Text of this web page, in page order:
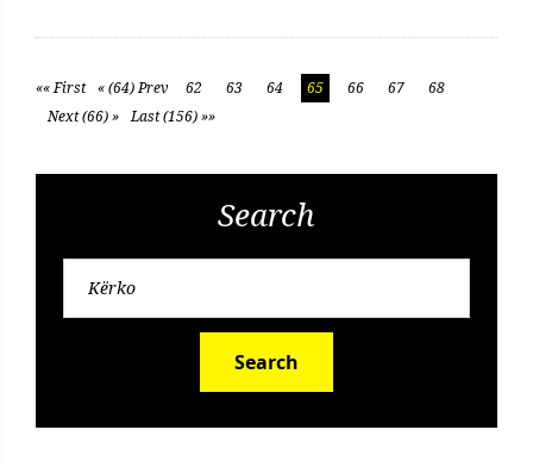
«« First « (64) Prev 62 63 64 65 66 67
68
Next (66) » Last (156) »»
Search
Search